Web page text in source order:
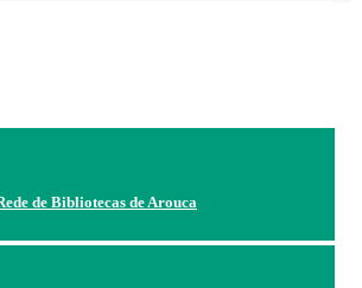
de Bibliotecas de Arouca